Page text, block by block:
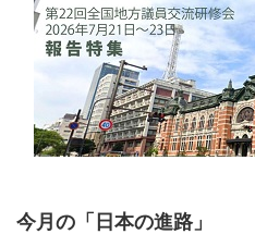
今月の「日本の進路」